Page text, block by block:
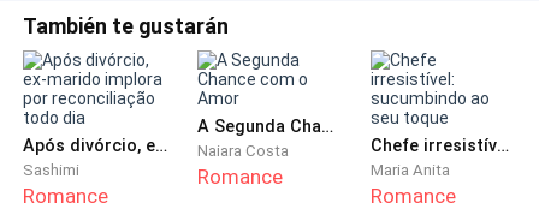
También te gustarán
Após divórcio, ex-marido implora por reconciliação todo dia
Sashimi
Romance
A Segunda Chance com o Amor
Naiara Costa
Romance
Chefe irresistível: sucumbindo ao seu toque
Maria Anita
Romance